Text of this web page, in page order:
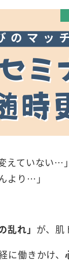
えていない…」
より…」
乱れ」 が、肌
働きかけ、